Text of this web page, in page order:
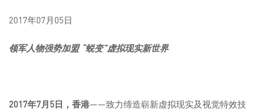
2017年07月05日
领军人物强势加盟 “蜕变”虚拟现实新世界
2017年7月5日，香港——致力缔造崭新虚拟现实及视觉特效技